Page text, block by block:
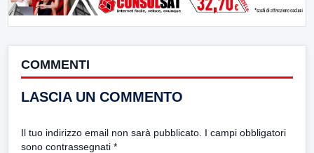
COMMENTI
LASCIA UN COMMENTO
Il tuo indirizzo email non sarà pubblicato. I campi obbligatori
sono contrassegnati *